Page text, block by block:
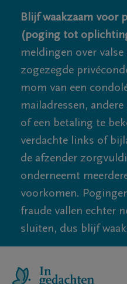
Blijf waakzaam voor
(poging tot
meldingen over
zogezegde
mom van een
mailadressen,
of een betaling te
verdachte links of
de afzender
onderneemt
voorkomen.
fraude vallen echter
sluiten, dus blijf